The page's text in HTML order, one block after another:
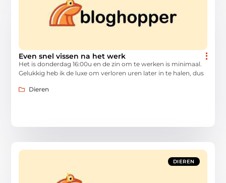
Even snel vissen na het werk
Het is donderdag 16:00u en de zin om te werken is minimaal.
Gelukkig heb ik de luxe om verloren uren later in te halen, dus
Dieren
DIEREN